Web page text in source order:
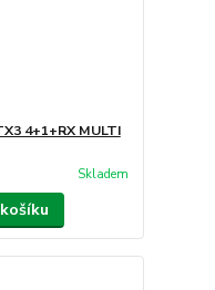
4+1+RX MULTI
Skladem